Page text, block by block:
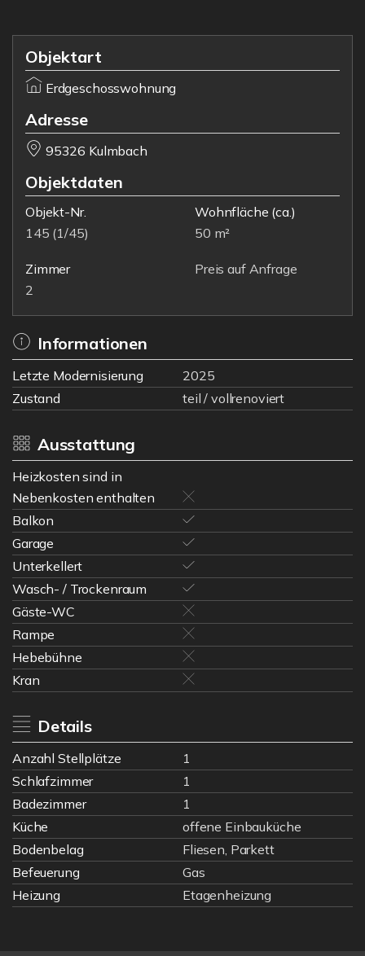
Objektart
Erdgeschosswohnung
Adresse
95326 Kulmbach
Objektdaten
Objekt-Nr.
145 (1/45)
Wohnfläche (ca.)
50 m²
Zimmer
2
Preis auf Anfrage
Informationen
Letzte Modernisierung
2025
Zustand
teil / vollrenoviert
Ausstattung
Heizkosten sind in
Nebenkosten enthalten
Balkon
Garage
Unterkellert
Wasch- / Trockenraum
Gäste-WC
Rampe
Hebebühne
Kran
Details
Anzahl Stellplätze
1
Schlafzimmer
1
Badezimmer
1
Küche
offene Einbauküche
Bodenbelag
Fliesen, Parkett
Befeuerung
Gas
Heizung
Etagenheizung